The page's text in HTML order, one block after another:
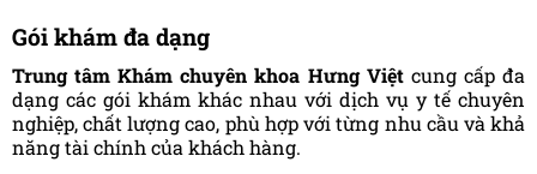
Gói khám đa dạng
Trung tâm Khám chuyên khoa Hưng Việtcung cấp đa
dạng các gói khám khác nhau với dịch vụ y tế chuyên
nghiệp, chất lượng cao, phù hợp với từng nhu cầu và khả
năng tài chính của khách hàng.